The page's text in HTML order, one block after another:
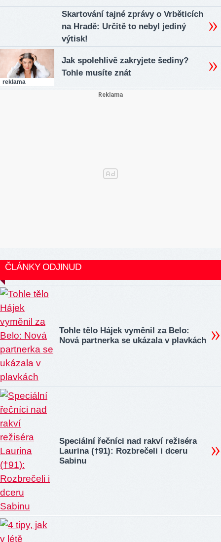
Skartování tajné zprávy o Vrběticích
na Hradě: Určitě to nebyl jediný
výtisk!
reklama
Jak spolehlivě zakryjete šediny?
Tohle musíte znát
ČLÁNKY ODJINUD
Tohle tělo Hájek vyměnil za Belo:
Nová partnerka se ukázala v plavkách
Speciální řečníci nad rakví režiséra
Laurina (†91): Rozbrečeli i dceru
Sabinu